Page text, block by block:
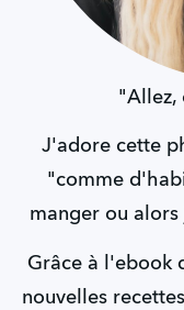
"Allez,
J'adore cette
"comme
manger ou alors
Grâce à l'ebook
nouvelles